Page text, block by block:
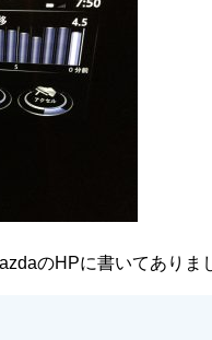
のHPに書いてありま